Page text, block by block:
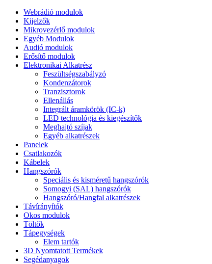
Webrádió modulok
Kijelzők
Mikrovezérlő modulok
Egyéb Modulok
Audió modulok
Erősítő modulok
Elektronikai Alkatrész
Feszültségszabályzó
Kondenzátorok
Tranzisztorok
Ellenállás
Integrált áramkörök (IC-k)
LED technológia és kiegészítők
Meghajtó szíjak
Egyéb alkatrészek
Panelek
Csatlakozók
Kábelek
Hangszórók
Speciális és kisméretű hangszórók
Somogyi (SAL) hangszórók
Hangszóró/Hangfal alkatrészek
Távírányítók
Okos modulok
Töltők
Tápegységek
Elem tartók
3D Nyomtatott Termékek
Segédanyagok